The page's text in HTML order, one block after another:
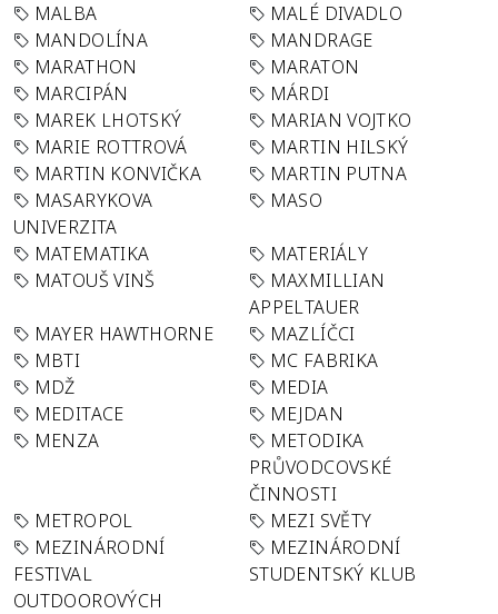
MALBA
MALÉ DIVADLO
MANDOLÍNA
MANDRAGE
MARATHON
MARATON
MARCIPÁN
MÁRDI
MAREK LHOTSKÝ
MARIAN VOJTKO
MARIE ROTTROVÁ
MARTIN HILSKÝ
MARTIN KONVIČKA
MARTIN PUTNA
MASARYKOVA
UNIVERZITA
MASO
MATEMATIKA
MATERIÁLY
MATOUŠ VINŠ
MAXMILLIAN
APPELTAUER
MAYER HAWTHORNE
MAZLÍČCI
MBTI
MC FABRIKA
MDŽ
MEDIA
MEDITACE
MEJDAN
MENZA
METODIKA
PRŮVODCOVSKÉ
ČINNOSTI
METROPOL
MEZI SVĚTY
MEZINÁRODNÍ
FESTIVAL
OUTDOOROVÝCH
MEZINÁRODNÍ
STUDENTSKÝ KLUB